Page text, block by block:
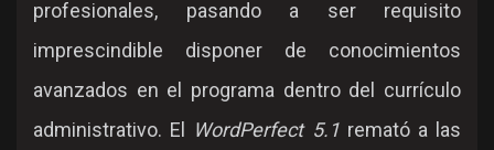
profesionales, pasando a ser requisito
imprescindible disponer de conocimientos
avanzados en el programa dentro del currículo
administrativo. El
WordPerfect 5.1remató a las